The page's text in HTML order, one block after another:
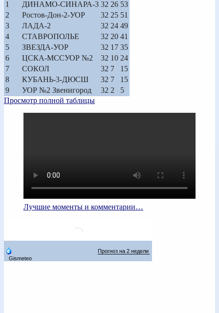
1
ДИНАМО-СИНАРА-3 32 26 53
2
Ростов-Дон-2-УОР 32 25 51
3
ЛАДА-2 32 24 49
4
СТАВРОПОЛЬЕ 32 20 41
5
ЗВЕЗДА-УОР 32 17 35
6
ЦСКА-МССУОР №2 32 10 24
7
СОКОЛ 32 7
15
8
КУБАНЬ-3-ДЮСШ 32 7
15
9
УОР №2 Звенигород 32 2
5
Просмотр полной таблицы
Лучшие моменты и комментарии…